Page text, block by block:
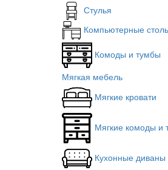
Стулья
Компьютерные
Комоды и тумбы
Мягкая мебель
Мягкие кровати
Мягкие комоды и
Кухонные диваны